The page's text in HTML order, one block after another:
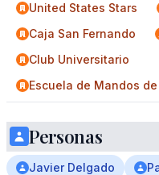
United States Stars
Caja San Fernando
Club Universitario
Escuela de Mandos
Personas
Javier Delgado